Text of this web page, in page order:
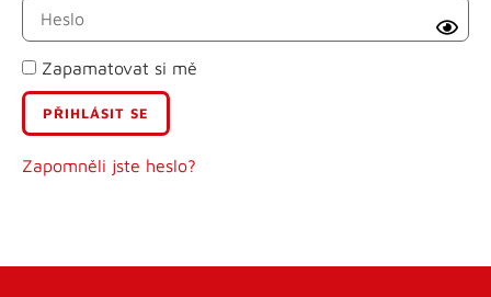
Zapamatovat si mě
Zapomněli jste heslo?
E-mail
Uživatelské jméno